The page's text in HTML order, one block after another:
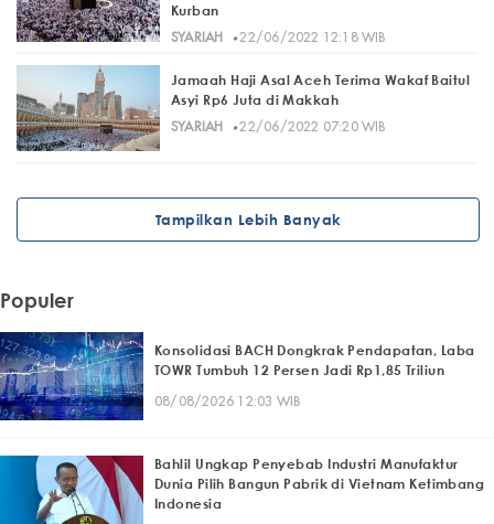
Kurban
SYARIAH
· 22/06/2022 12:18 WIB
Jamaah Haji Asal Aceh Terima Wakaf Baitul
Asyi Rp6 Juta di Makkah
SYARIAH
· 22/06/2022 07:20 WIB
Tampilkan Lebih Banyak
Populer
Konsolidasi BACH Dongkrak Pendapatan, Laba
TOWR Tumbuh 12 Persen Jadi Rp1,85 Triliun
08/08/2026 12:03 WIB
Bahlil Ungkap Penyebab Industri Manufaktur
Dunia Pilih Bangun Pabrik di Vietnam Ketimbang
Indonesia